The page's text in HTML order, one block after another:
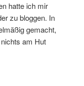
hatte ich mir
zu bloggen. In
gemacht,
am Hut